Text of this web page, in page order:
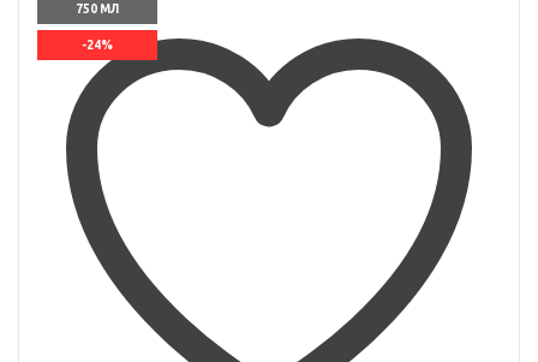
750 МЛ
-24%